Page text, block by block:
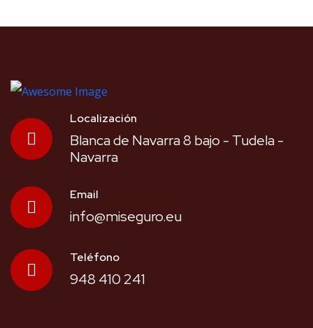
Localización
Blanca de Navarra 8 bajo - Tudela -
Navarra
Email
info@miseguro.eu
Teléfono
948 410 241